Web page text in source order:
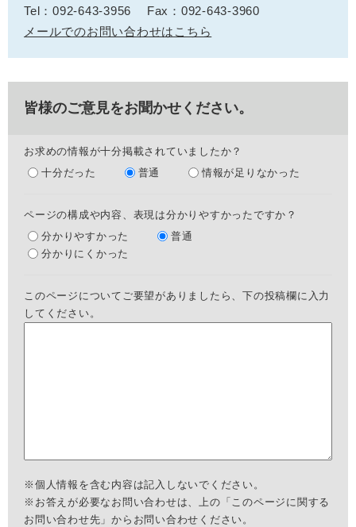
Tel：092-643-3956
Fax：092-643-3960
メールでのお問い合わせはこちら
皆様のご意見をお聞かせください。
お求めの情報が十分掲載されていましたか？
十分だった
普通 情報が足りなかった
ページの構成や内容、表現は分かりやすかったですか？
分かりやすかった
普通
分かりにくかった
このページについてご要望がありましたら、下の投稿欄に入力
してください。
※個人情報を含む内容は記入しないでください。
※お答えが必要なお問い合わせは、上の「このページに関する
お問い合わせ先」からお問い合わせください。